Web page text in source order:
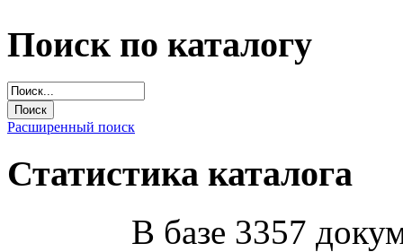
Поиск по каталогу
Расширенный поиск
Статистика каталога
В базе 3357